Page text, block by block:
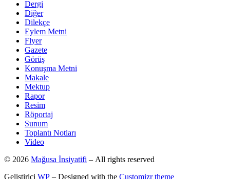
Dergi
Diğer
Dilekçe
Eylem Metni
Flyer
Gazete
Görüş
Konuşma Metni
Makale
Mektup
Rapor
Resim
Röportaj
Sunum
Toplantı Notları
Video
© 2026 Mağusa İnsiyatifi – All rights reserved
Geliştirici WP – Designed with the Customizr theme